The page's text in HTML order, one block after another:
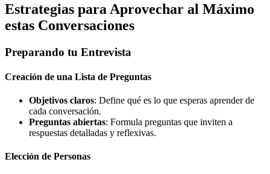
Estrategias para Aprovechar al Máximo
estas Conversaciones
Preparando tu Entrevista
Creación de una Lista de Preguntas
Objetivos claros: Define qué es lo que esperas aprender de
cada conversación.
Preguntas abiertas: Formula preguntas que inviten a
respuestas detalladas y reflexivas.
Elección de Personas